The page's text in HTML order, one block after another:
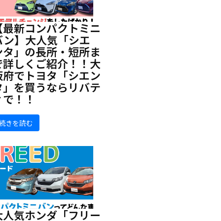
新コンパクトミニ
】大人気「シエ
」の長所・短所ま
しくご紹介！！大
でトヨタ「シエン
を買うならリバテ
！！
きを読む
気ホンダ「フリー